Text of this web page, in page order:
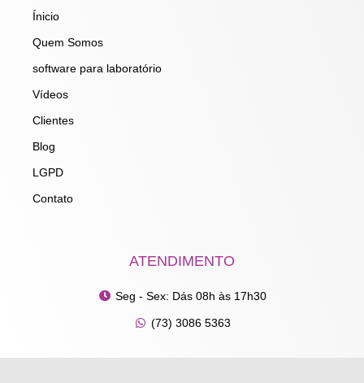
Ínicio
Quem Somos
software para laboratório
Vídeos
Clientes
Blog
LGPD
Contato
ATENDIMENTO
Seg - Sex: Dás 08h às 17h30
(73) 3086 5363